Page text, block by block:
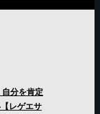
分を肯定
レゲエサ